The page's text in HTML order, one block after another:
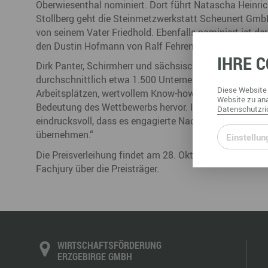
Büro- & Gewerberäume mieten
Ausstellungsflächen mieten
Veranstaltungsmanagement
Gewerberäume mieten
Veranstaltungsmanagement
Ausstellungsflächen mieten
Oberwiesenthal nominiert. Dort führt Natascha
Stollberg geht die Steinmetzwerkstatt Scheunert
von seinem Vater Friedhold. Ebenfalls nominiert ist
den Dustin Hofmann von Ralf Fehrenbach übernimmt.
Dirk Panter, Schirmherr und sächsischer
durchschnittlich etwa 1.500
Arbeitsplätzen, wertvollem Know-how und regionaler
Bedeutung des Wettbewerbs hervor. IHK-Präsident
eindrucksvoll, dass es engagierte Nachfolgerinnen
übernehmen.“
Die Preisverleihung findet am 28. Oktober 2025 auf
Fachjury über die Preisträger.
WIRTSCHAFTSFÖRDERUNG
ERZGEBIRGE GMBH
IHRE
DieseWebsite
Websitezu